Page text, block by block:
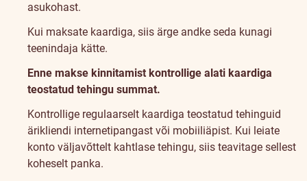
asukohast.
Kui maksate kaardiga, siis ärge andke seda kunagi
teenindaja kätte.
Enne makse kinnitamist kontrollige alati kaardiga
teostatud tehingu summat.
Kontrollige regulaarselt kaardiga teostatud tehinguid
ärikliendi internetipangast või mobiiliäpist. Kui leiate
konto väljavõttelt kahtlase tehingu, siis teavitage sellest
koheselt panka.